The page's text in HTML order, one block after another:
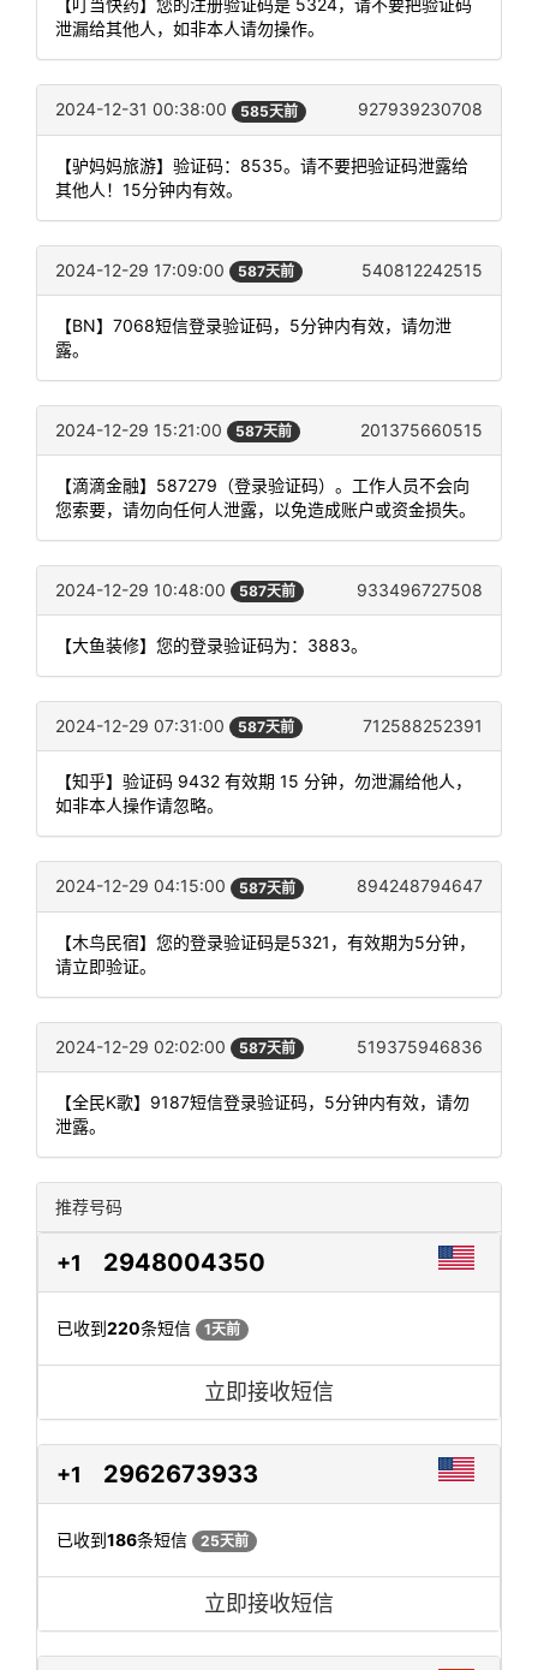
【叮当快药】您的注册验证码是 5324，请不要把验证码
泄漏给其他人，如非本人请勿操作。
2024-12-31 00:38:00 585天前 927939230708
【驴妈妈旅游】验证码：8535。请不要把验证码泄露给
其他人！15分钟内有效。
2024-12-29 17:09:00 587天前 540812242515
【BN】7068短信登录验证码，5分钟内有效，请勿泄
露。
2024-12-29 15:21:00 587天前 201375660515
【滴滴金融】587279（登录验证码）。工作人员不会向
您索要，请勿向任何人泄露，以免造成账户或资金损失。
2024-12-29 10:48:00 587天前 933496727508
【大鱼装修】您的登录验证码为：3883。
2024-12-29 07:31:00 587天前 712588252391
【知乎】验证码 9432 有效期 15 分钟，勿泄漏给他人，
如非本人操作请忽略。
2024-12-29 04:15:00 587天前 894248794647
【木鸟民宿】您的登录验证码是5321，有效期为5分钟，
请立即验证。
2024-12-29 02:02:00 587天前 519375946836
【全民K歌】9187短信登录验证码，5分钟内有效，请勿
泄露。
推荐号码
+1 2948004350
已收到220条短信 1天前
立即接收短信
+1 2962673933
已收到186条短信 25天前
立即接收短信